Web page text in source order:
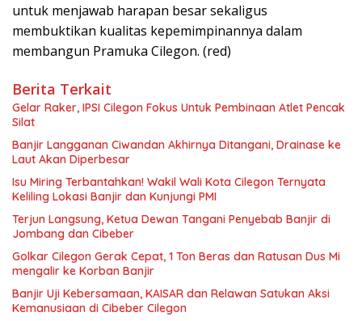
untuk menjawab harapan besar sekaligus
membuktikan kualitas kepemimpinannya dalam
membangun Pramuka Cilegon. (red)
Berita Terkait
Gelar Raker, IPSI Cilegon Fokus Untuk Pembinaan Atlet Pencak
Silat
Banjir Langganan Ciwandan Akhirnya Ditangani, Drainase ke
Laut Akan Diperbesar
Isu Miring Terbantahkan! Wakil Wali Kota Cilegon Ternyata
Keliling Lokasi Banjir dan Kunjungi PMI
Terjun Langsung, Ketua Dewan Tangani Penyebab Banjir di
Jombang dan Cibeber
Golkar Cilegon Gerak Cepat, 1 Ton Beras dan Ratusan Dus Mi
mengalir ke Korban Banjir
Banjir Uji Kebersamaan, KAISAR dan Relawan Satukan Aksi
Kemanusiaan di Cibeber Cilegon